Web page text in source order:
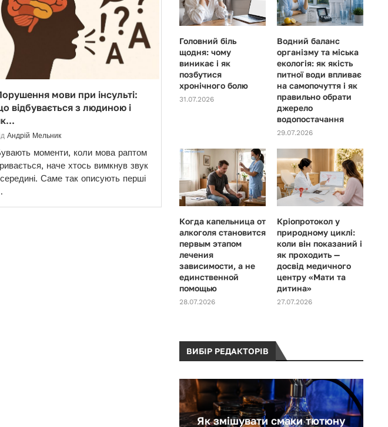
мови при інсульті:
відбувається з людиною і
Андрій Мельник
моменти, коли мова раптом
наче хтось вимкнув звук
Саме так описують перші
Головний біль
щодня: чому
виникає і як
позбутися
хронічного болю
31.07.2026
Водний баланс
організму та міська
екологія: як якість
питної води впливає
на самопочуття і як
правильно обрати
джерело
водопостачання
29.07.2026
Когда капельница от
алкоголя становится
первым этапом
лечения
зависимости, а не
единственной
помощью
28.07.2026
Кріопротокол у
природному циклі:
коли він показаний і
як проходить —
досвід медичного
центру «Мати та
дитина»
27.07.2026
ВИБІР РЕДАКТОРІВ
Як змішувати смаки тютюну